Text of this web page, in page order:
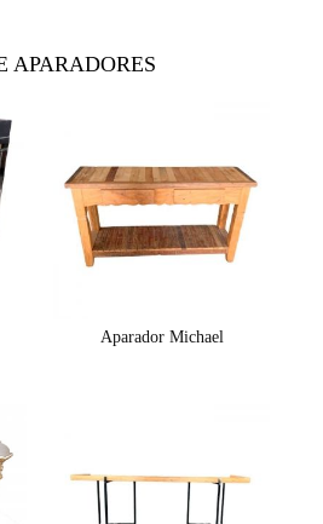
APARADORES
Aparador Michael